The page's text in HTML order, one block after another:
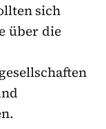
sich
über die